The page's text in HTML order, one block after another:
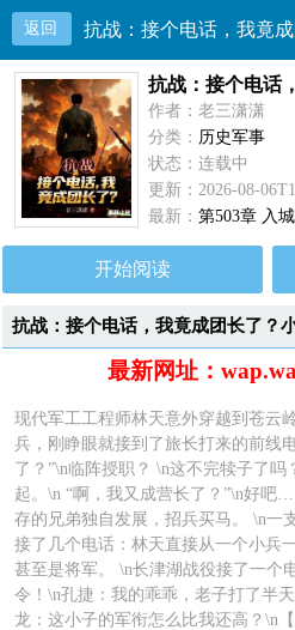
返回
抗战：接个电话
作者：老三潇潇
分类： 历史军事
状态：连载中
更新：2026-08-
最新：第503章 入
开始阅读
抗战：接个电话，我竟成团长了？
最新网址：
现代军工工程师林天意外穿越到苍云
兵，刚睁眼就接到了旅长打来的前线
了？”\n临阵授职？ \n这不完犊子了
起。\n “啊，我又成营长了？”\n好
存的兄弟独自发展，招兵买马。 \n一
接了几个电话：林天直接从一个小兵
甚至是将军。 \n长津湖战役接了一个
令！\n孔捷：我的乖乖，老子打了半
龙：这小子的军衔怎么比我还高？\n